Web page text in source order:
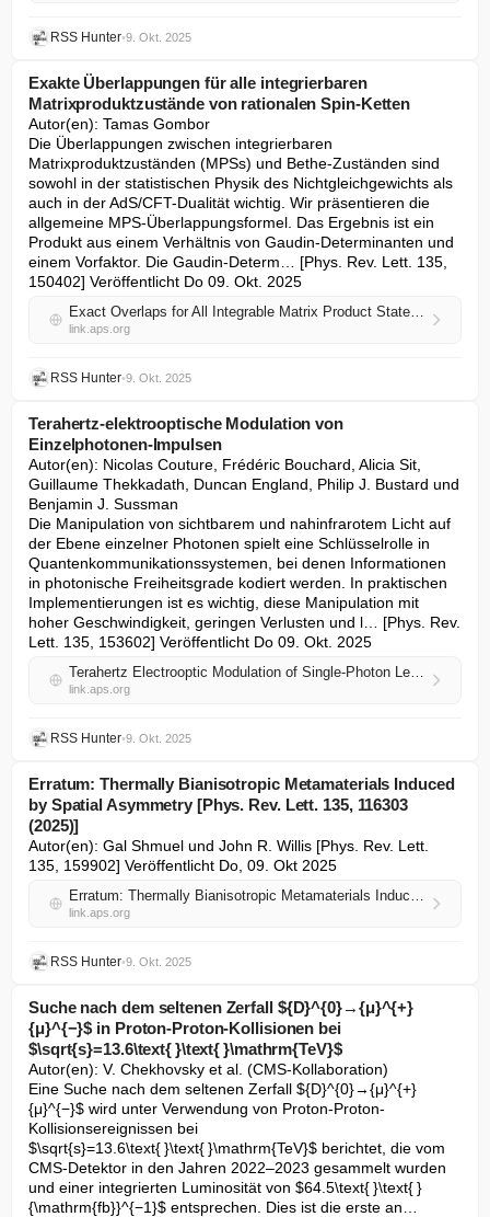
RSS Hunter•9. Okt. 2025
Exakte Überlappungen für alle integrierbaren
Matrixproduktzustände von rationalen Spin-Ketten
Autor(en): Tamas Gombor
Die Überlappungen zwischen integrierbaren
Matrixproduktzuständen (MPSs) und Bethe-Zuständen sind
sowohl in der statistischen Physik des Nichtgleichgewichts als
auch in der AdS/CFT-Dualität wichtig. Wir präsentieren die
allgemeine MPS-Überlappungsformel. Das Ergebnis ist ein
Produkt aus einem Verhältnis von Gaudin-Determinanten und
einem Vorfaktor. Die Gaudin-Determ… [Phys. Rev. Lett. 135,
150402] Veröffentlicht Do 09. Okt. 2025
Exact Overlaps for All Integrable Matrix Product States of Rational Spin Chains
link.aps.org
RSS Hunter•9. Okt. 2025
Terahertz-elektrooptische Modulation von
Einzelphotonen-Impulsen
Autor(en): Nicolas Couture, Frédéric Bouchard, Alicia Sit,
Guillaume Thekkadath, Duncan England, Philip J. Bustard und
Benjamin J. Sussman
Die Manipulation von sichtbarem und nahinfrarotem Licht auf
der Ebene einzelner Photonen spielt eine Schlüsselrolle in
Quantenkommunikationssystemen, bei denen Informationen
in photonische Freiheitsgrade kodiert werden. In praktischen
Implementierungen ist es wichtig, diese Manipulation mit
hoher Geschwindigkeit, geringen Verlusten und l… [Phys. Rev.
Lett. 135, 153602] Veröffentlicht Do 09. Okt. 2025
Terahertz Electrooptic Modulation of Single-Photon Level Pulses
link.aps.org
RSS Hunter•9. Okt. 2025
Erratum: Thermally Bianisotropic Metamaterials Induced
by Spatial Asymmetry [Phys. Rev. Lett. 135, 116303
(2025)]
Autor(en): Gal Shmuel und John R. Willis [Phys. Rev. Lett.
135, 159902] Veröffentlicht Do, 09. Okt 2025
Erratum: Thermally Bianisotropic Metamaterials Induced by Spatial Asymmetry [Phys. Rev. Lett. 135, 116303 (2025)]
link.aps.org
RSS Hunter•9. Okt. 2025
Suche nach dem seltenen Zerfall ${D}^{0}→{μ}^{+}
{μ}^{−}$ in Proton-Proton-Kollisionen bei
$\sqrt{s}=13.6\text{ }\text{ }\mathrm{TeV}$
Autor(en): V. Chekhovsky et al. (CMS-Kollaboration)
Eine Suche nach dem seltenen Zerfall ${D}^{0}→{μ}^{+}
{μ}^{−}$ wird unter Verwendung von Proton-Proton-
Kollisionsereignissen bei
$\sqrt{s}=13.6\text{ }\text{ }\mathrm{TeV}$ berichtet, die vom
CMS-Detektor in den Jahren 2022–2023 gesammelt wurden
und einer integrierten Luminosität von $64.5\text{ }\text{ }
{\mathrm{fb}}^{−1}$ entsprechen. Dies ist die erste an…